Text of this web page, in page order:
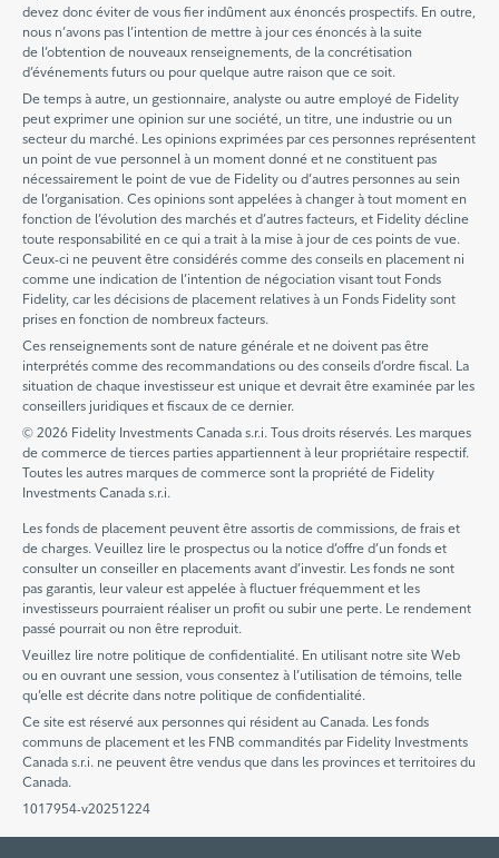
devez donc éviter de vous fier indûment aux énoncés prospectifs. En outre,
nous n’avons pas l’intention de mettre à jour ces énoncés à la suite
de l’obtention de nouveaux renseignements, de la concrétisation
d’événements futurs ou pour quelque autre raison que ce soit.
De temps à autre, un gestionnaire, analyste ou autre employé de Fidelity
peut exprimer une opinion sur une société, un titre, une industrie ou un
secteur du marché. Les opinions exprimées par ces personnes représentent
un point de vue personnel à un moment donné et ne constituent pas
nécessairement le point de vue de Fidelity ou d’autres personnes au sein
de l’organisation. Ces opinions sont appelées à changer à tout moment en
fonction de l’évolution des marchés et d’autres facteurs, et Fidelity décline
toute responsabilité en ce qui a trait à la mise à jour de ces points de vue.
Ceux-ci ne peuvent être considérés comme des conseils en placement ni
comme une indication de l’intention de négociation visant tout Fonds
Fidelity, car les décisions de placement relatives à un Fonds Fidelity sont
prises en fonction de nombreux facteurs.
Ces renseignements sont de nature générale et ne doivent pas être
interprétés comme des recommandations ou des conseils d’ordre fiscal. La
situation de chaque investisseur est unique et devrait être examinée par les
conseillers juridiques et fiscaux de ce dernier.
© 2026 Fidelity Investments Canada s.r.i. Tous droits réservés. Les marques
de commerce de tierces parties appartiennent à leur propriétaire respectif.
Toutes les autres marques de commerce sont la propriété de Fidelity
Investments Canada s.r.i.
Les fonds de placement peuvent être assortis de commissions, de frais et
de charges. Veuillez lire le prospectus ou la notice d’offre d’un fonds et
consulter un conseiller en placements avant d’investir. Les fonds ne sont
pas garantis, leur valeur est appelée à fluctuer fréquemment et les
investisseurs pourraient réaliser un profit ou subir une perte. Le rendement
passé pourrait ou non être reproduit.
Veuillez lire notre politique de confidentialité. En utilisant notre site Web
ou en ouvrant une session, vous consentez à l’utilisation de témoins, telle
qu’elle est décrite dans notre politique de confidentialité.
Ce site est réservé aux personnes qui résident au Canada. Les fonds
communs de placement et les FNB commandités par Fidelity Investments
Canada s.r.i. ne peuvent être vendus que dans les provinces et territoires du
Canada.
1017954-v20251224